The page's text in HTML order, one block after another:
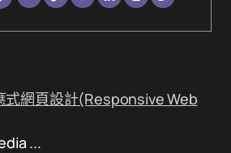
式網頁設計(Responsive Web
...